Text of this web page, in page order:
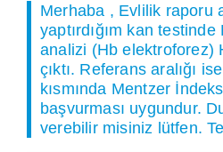
Merhaba , Evlilik raporu
yaptırdığım kan
analizi (Hb elektroforez)
çıktı. Referans aralığı
kısmında Mentzer
başvurması uygundur.
verebilir misiniz lütfen.